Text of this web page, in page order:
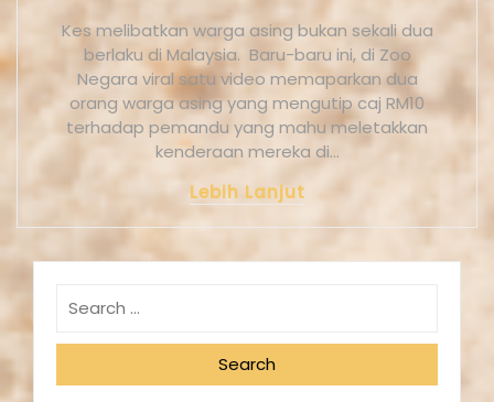
Kes melibatkan warga asing bukan sekali dua
berlaku di Malaysia. Baru-baru ini, di Zoo
Negara viral satu video memaparkan dua
orang warga asing yang mengutip caj RM10
terhadap pemandu yang mahu meletakkan
kenderaan mereka di…
Lebih Lanjut
Search